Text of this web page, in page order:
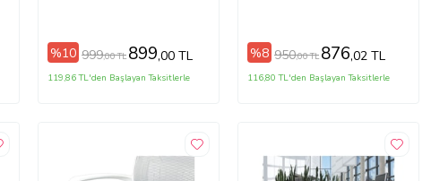
%10 999,00 TL 899,00 TL
119,86 TL'den Başlayan Taksitlerle
%8 950,00 TL 876,02 TL
116,80 TL'den Başlayan Taksitlerle